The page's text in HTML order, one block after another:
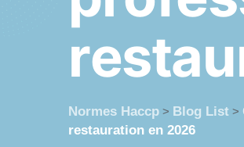
restau
Normes Haccp > Blog List >
restauration en 2026